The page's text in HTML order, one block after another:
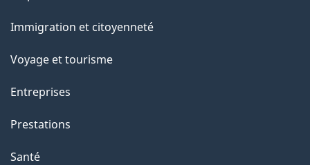
a
p
a
g
e
sujets
Immigration et citoyenneté
Voyage et tourisme
Entreprises
Prestations
Santé